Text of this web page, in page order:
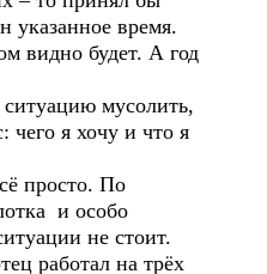
указанное время.
видно будет. А год
мусолить,
чего я хочу и что я
По
и особо
не стоит.
на трёх